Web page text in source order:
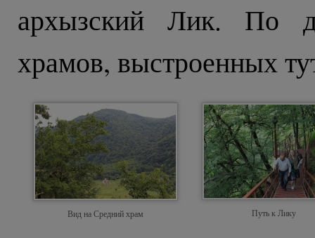
архызский Лик. По
храмов, выстроенных
Вид на Средний храм Путь к Лику